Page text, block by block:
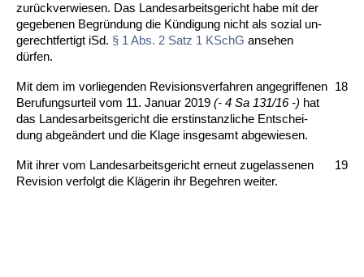
zurück­ver­wie­sen. Das Lan­des­ar­beits­ge­richt ha­be mit der
ge­ge­be­nen Be­gründung die Kündi­gung nicht als so­zi­al un­
ge­recht­fer­tigt iSd. § 1 Abs. 2 Satz 1 KSchG an­se­hen
dürfen.
Mit dem im vor­lie­gen­den Re­vi­si­ons­ver­fah­ren an­ge­grif­fe­nen
Be­ru­fungs­ur­teil vom 11. Ja­nu­ar 2019 (- 4 Sa 131/16 -) hat
das Lan­des­ar­beits­ge­richt die erst­in­stanz­li­che Ent­schei­
dung ab­geändert und die Kla­ge ins­ge­samt ab­ge­wie­sen.
18
Mit ih­rer vom Lan­des­ar­beits­ge­richt er­neut zu­ge­las­se­nen
Re­vi­si­on ver­folgt die Kläge­rin ihr Be­geh­ren wei­ter.
19